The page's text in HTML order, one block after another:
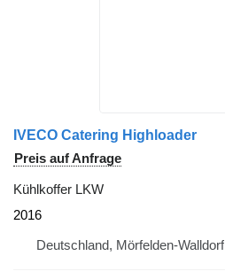
IVECO Catering Highloader
Preis auf Anfrage
Kühlkoffer LKW
2016
Deutschland, Mörfelden-Walldorf